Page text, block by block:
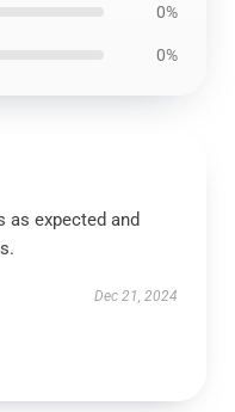
0%
0%
as expected and
Dec 21, 2024